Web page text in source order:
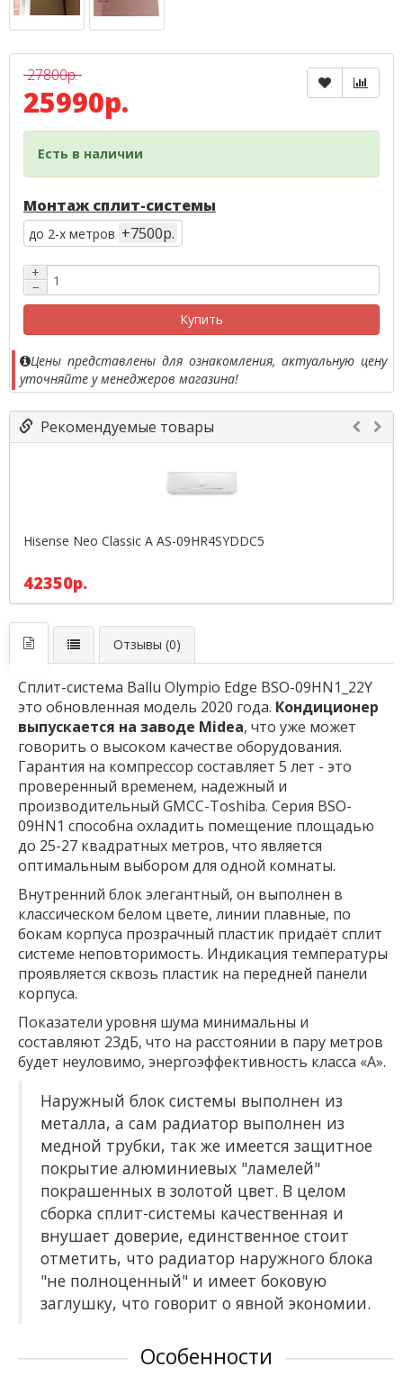
27800р.
25990р.
Есть в наличии
Монтаж сплит-системы
до 2-х метров +7500р.
+
−
Купить
Цены представлены для ознакомления, актуальную цену
уточняйте у менеджеров магазина!
Рекомендуемые товары
Hisense Neo Classic A AS-09HR4SYDDC5
42350р.
Отзывы (0)
Сплит-система Ballu Olympio Edge BSO-09HN1_22Y
это обновленная модель 2020 года. Кондиционер
выпускается на заводе Midea, что уже может
говорить о высоком качестве оборудования.
Гарантия на компрессор составляет 5 лет - это
проверенный временем, надежный и
производительный GMCC-Toshiba. Серия BSO-
09HN1 способна охладить помещение площадью
до 25-27 квадратных метров, что является
оптимальным выбором для одной комнаты.
Внутренний блок элегантный, он выполнен в
классическом белом цвете, линии плавные, по
бокам корпуса прозрачный пластик придаёт сплит
системе неповторимость. Индикация температуры
проявляется сквозь пластик на передней панели
корпуса.
Показатели уровня шума минимальны и
составляют 23дБ, что на расстоянии в пару метров
будет неуловимо, энергоэффективность класса «А».
Наружный блок системы выполнен из
металла, а сам радиатор выполнен из
медной трубки, так же имеется защитное
покрытие алюминиевых "ламелей"
покрашенных в золотой цвет. В целом
сборка сплит-системы качественная и
внушает доверие, единственное стоит
отметить, что радиатор наружного блока
"не полноценный" и имеет боковую
заглушку, что говорит о явной экономии.
Особенности